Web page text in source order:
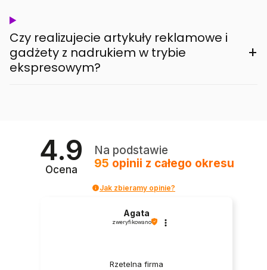
Czy realizujecie artykuły reklamowe i
gadżety z nadrukiem w trybie
ekspresowym?
+
4.9
Ocena
Na podstawie
95 opinii z całego okresu
Jak zbieramy opinie?
Agata
zweryfikowano
Rzetelna firma